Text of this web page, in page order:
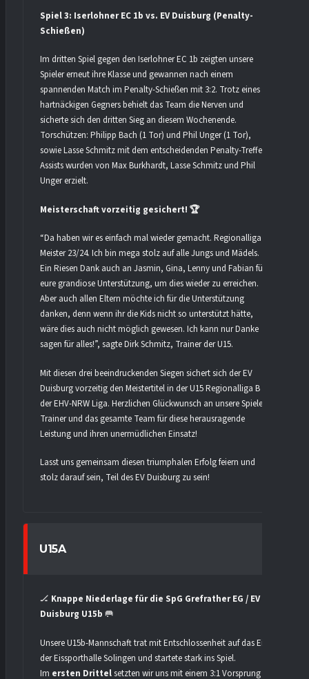
Spiel 3: Iserlohner EC 1b vs. EV Duisburg (Penalty-
Schießen)
Im dritten Spiel gegen den Iserlohner EC 1b zeigten unsere
Spieler erneut ihre Klasse und gewannen nach einem
spannenden Match im Penalty-Schießen mit 3:2. Trotz eines
hartnäckigen Gegners behielt das Team die Nerven und
sicherte sich den dritten Sieg an diesem Wochenende.
Torschützen: Philipp Bach (1 Tor) und Phil Unger (1 Tor),
sowie Lasse Schmitz mit dem entscheidenden Penalty-Treffer.
Assists wurden von Max Burkhardt, Lasse Schmitz und Phil
Unger erzielt.
Meisterschaft vorzeitig gesichert! 🏆
“Da haben wir es einfach mal wieder gemacht. Regionalliga B
Meister 23/24. Ich bin mega stolz auf alle Jungs und Mädels.
Ein Riesen Dank auch an Jasmin, Gina, Lenny und Fabian für
eure grandiose Unterstützung, um dies wieder zu erreichen.
Aber auch allen Eltern möchte ich für die Unterstützung
danken, denn wenn ihr die Kids nicht so unterstützt hätte,
wäre dies auch nicht möglich gewesen. Ich kann nur Danke
sagen für alles!”, sagte Dirk Schmitz, Trainer der U15.
Mit diesen drei beeindruckenden Siegen sichert sich der EV
Duisburg vorzeitig den Meistertitel in der U15 Regionalliga B
der EHV-NRW Liga. Herzlichen Glückwunsch an unsere Spieler,
Trainer und das gesamte Team für diese herausragende
Leistung und ihren unermüdlichen Einsatz!
Lasst uns gemeinsam diesen triumphalen Erfolg feiern und
stolz darauf sein, Teil des EV Duisburg zu sein!
U15A
🏒 Knappe Niederlage für die SpG Grefrather EG / EV
Duisburg U15b 🥅
Unsere U15b-Mannschaft trat mit Entschlossenheit auf das Eis
der Eissporthalle Solingen und startete stark ins Spiel.
Im ersten Drittelsetzten wir uns mit einem 3:1 Vorsprung